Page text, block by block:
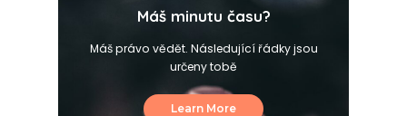
Máš minutu času?
Máš právo vědět. Následující řádky jsou
určeny tobě
Learn More